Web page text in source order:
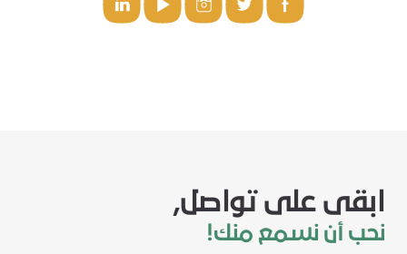
ابقى على تواصل,
نحب أن نسمع منك!